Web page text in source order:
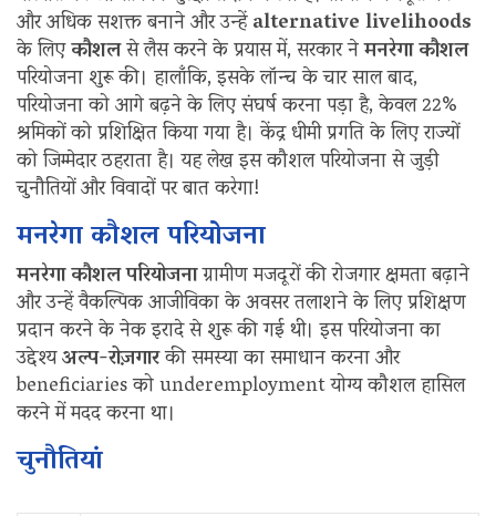
और अधिक सशक्त बनाने और उन्हेंalternative livelihoods
के लिएकौशलसे लैस करने के प्रयास में, सरकार नेमनरेगा कौशल
परियोजना शुरू की। हालाँकि, इसके लॉन्च के चार साल बाद,
परियोजना को आगे बढ़ने के लिए संघर्ष करना पड़ा है, केवल 22%
श्रमिकों को प्रशिक्षित किया गया है। केंद्र धीमी प्रगति के लिए राज्यों
को जिम्मेदार ठहराता है। यह लेख इस कौशल परियोजना से जुड़ी
चुनौतियों और विवादों पर बात करेगा!
मनरेगा कौशल परियोजना
मनरेगा कौशल परियोजनाग्रामीण मजदूरों की रोजगार क्षमता बढ़ाने
और उन्हें वैकल्पिक आजीविका के अवसर तलाशने के लिए प्रशिक्षण
प्रदान करने के नेक इरादे से शुरू की गई थी। इस परियोजना का
उद्देश्यअल्प-रोज़गारकी समस्या का समाधान करना और
beneficiaries को underemployment योग्य कौशल हासिल
करने में मदद करना था।
चुनौतियां